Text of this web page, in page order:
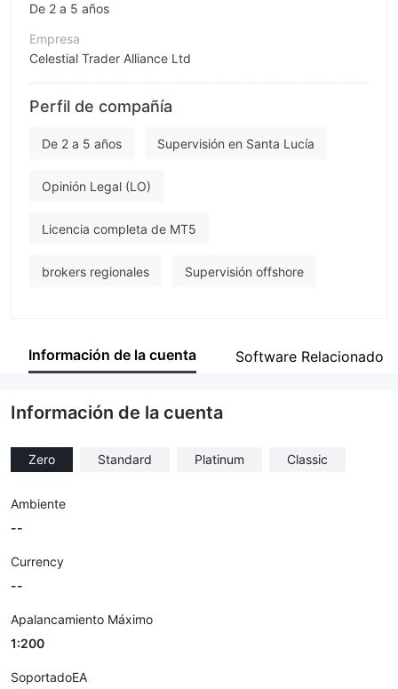
De 2 a 5 años
Empresa
Celestial Trader Alliance Ltd
Abreviación
Celestial Trader
Empleado de la empresa
Perfil de compañía
De 2 a 5 años Supervisión en Santa Lucía
Opinión Legal (LO)
Licencia completa de MT5
brokers regionales Supervisión offshore
Información de la cuenta Software Relacionado
Información de la cuenta
Zero Standard Platinum Classic
Ambiente
--
Currency
--
Apalancamiento Máximo
1:200
SoportadoEA